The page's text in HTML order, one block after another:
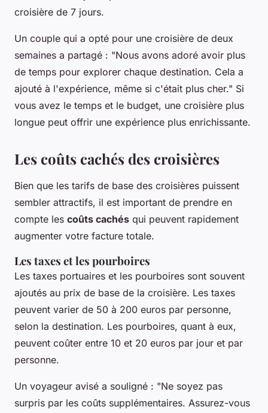
croisière de 7 jours.
Un couple qui a opté pour une croisière de deux
semaines a partagé : "Nous avons adoré avoir plus
de temps pour explorer chaque destination. Cela a
ajouté à l'expérience, même si c'était plus cher." Si
vous avez le temps et le budget, une croisière plus
longue peut offrir une expérience plus enrichissante.
Les coûts cachés des croisières
Bien que les tarifs de base des croisières puissent
sembler attractifs, il est important de prendre en
compte les coûts cachés qui peuvent rapidement
augmenter votre facture totale.
Les taxes et les pourboires
Les taxes portuaires et les pourboires sont souvent
ajoutés au prix de base de la croisière. Les taxes
peuvent varier de 50 à 200 euros par personne,
selon la destination. Les pourboires, quant à eux,
peuvent coûter entre 10 et 20 euros par jour et par
personne.
Un voyageur avisé a souligné : "Ne soyez pas
surpris par les coûts supplémentaires. Assurez-vous